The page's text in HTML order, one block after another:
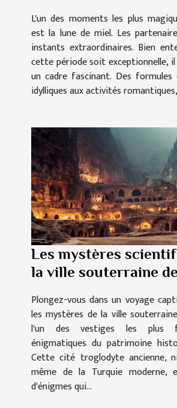
L'un des moments les plus
est la lune de miel. Les
instants extraordinaires. Bien
cette période soit exceptionnelle,
un cadre fascinant. Des formules
idylliques aux activités
Les mystères
la ville souterraine de
Plongez-vous dans un voyage
les mystères de la ville
l'un des vestiges les plus
énigmatiques du patrimoine
Cette cité troglodyte ancienne,
même de la Turquie moderne,
d'énigmes qui...